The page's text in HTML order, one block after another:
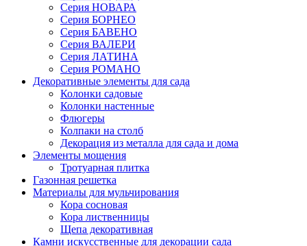
Серия НОВАРА
Серия БОРНЕО
Серия БАВЕНО
Серия ВАЛЕРИ
Серия ЛАТИНА
Серия РОМАНО
Декоративные элементы для сада
Колонки садовые
Колонки настенные
Флюгеры
Колпаки на столб
Декорация из металла для сада и дома
Элементы мощения
Тротуарная плитка
Газонная решетка
Материалы для мульчирования
Кора сосновая
Кора лиственницы
Щепа декоративная
Камни искусственные для декорации сада